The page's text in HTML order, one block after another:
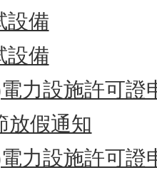
設備
設備
力設施許可證
放假通知
力設施許可證